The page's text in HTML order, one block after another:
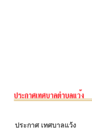
ประกาศ เทศบาลแว้ง